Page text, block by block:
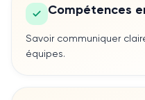
Compétences
Savoir communiquer
équipes.